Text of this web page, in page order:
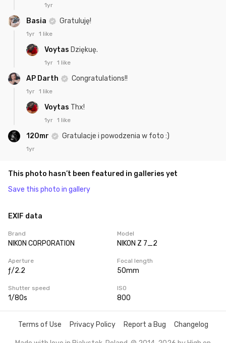
1yr
Basia Gratuluję!
1yr 1 like
Voytas Dziękuę.
1yr 1 like
AP Darth Congratulations!!
1yr 1 like
Voytas Thx!
1yr 1 like
120mr Gratulacje i powodzenia w foto :)
1yr
This photo hasn’t been featured in galleries yet
Save this photo in gallery
EXIF data
Brand
NIKON CORPORATION
Model
NIKON Z 7_2
Aperture
ƒ/2.2
Focal length
50mm
Shutter speed
1/80s
ISO
800
Terms of Use Privacy Policy Report a Bug Changelog